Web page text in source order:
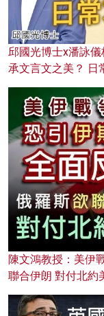
邱國光博士x潘詠
承文言文之美？ 日
陳文鴻教授：美伊
聯合伊朗 對付北約